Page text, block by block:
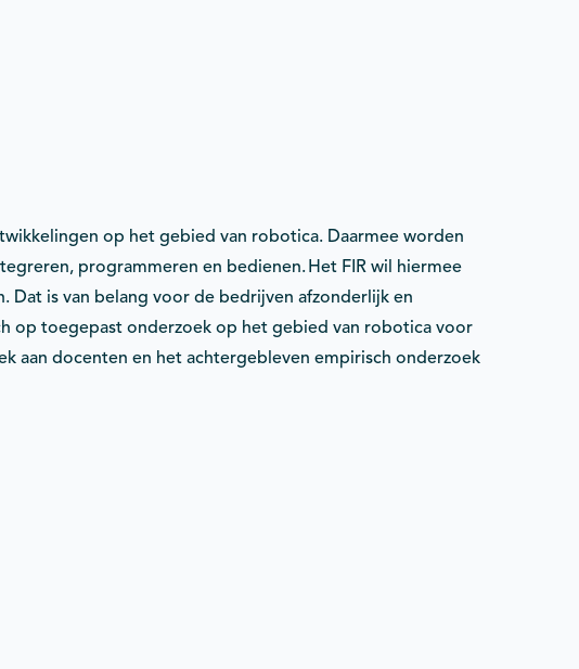
op het gebied van robotica. Daarmee worden
programmeren en bedienen. Het FIR wil hiermee
is van belang voor de bedrijven afzonderlijk en
op toegepast onderzoek op het gebied van robotica voor
aan docenten en het achtergebleven empirisch onderzoek